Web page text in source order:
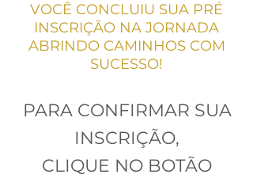
VOCÊ CONCLUIU SUA PRÉ
INSCRIÇÃO NA JORNADA
ABRINDO CAMINHOS COM
SUCESSO!
PARA CONFIRMAR SUA
INSCRIÇÃO,
CLIQUE NO BOTÃO